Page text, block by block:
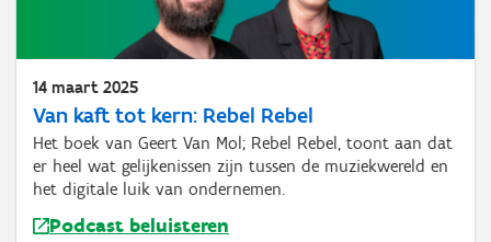
14 maart 2025
Van kaft tot kern: Rebel Rebel
Het boek van Geert Van Mol; Rebel Rebel, toont aan dat
er heel wat gelijkenissen zijn tussen de muziekwereld en
het digitale luik van ondernemen.
Podcast beluisteren